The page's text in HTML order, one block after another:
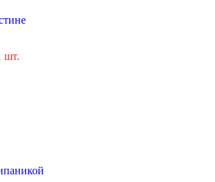
не
шт.